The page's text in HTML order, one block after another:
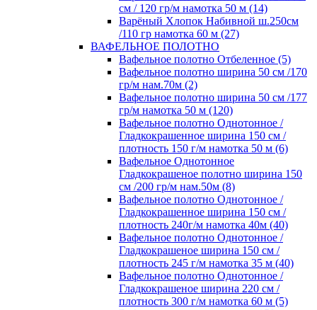
см / 120 гр/м намотка 50 м (14)
Варёный Хлопок Набивной ш.250см
/110 гр намотка 60 м (27)
ВАФЕЛЬНОЕ ПОЛОТНО
Вафельное полотно Отбеленное (5)
Вафельное полотно ширина 50 см /170
гр/м нам.70м (2)
Вафельное полотно ширина 50 см /177
гр/м намотка 50 м (120)
Вафельное полотно Однотонное /
Гладкокрашенное ширина 150 см /
плотность 150 г/м намотка 50 м (6)
Вафельное Однотонное
Гладкокрашеное полотно ширина 150
см /200 гр/м нам.50м (8)
Вафельное полотно Однотонное /
Гладкокрашенное ширина 150 см /
плотность 240г/м намотка 40м (40)
Вафельное полотно Однотонное /
Гладкокрашеное ширина 150 см /
плотность 245 г/м намотка 35 м (40)
Вафельное полотно Однотонное /
Гладкокрашеное ширина 220 см /
плотность 300 г/м намотка 60 м (5)